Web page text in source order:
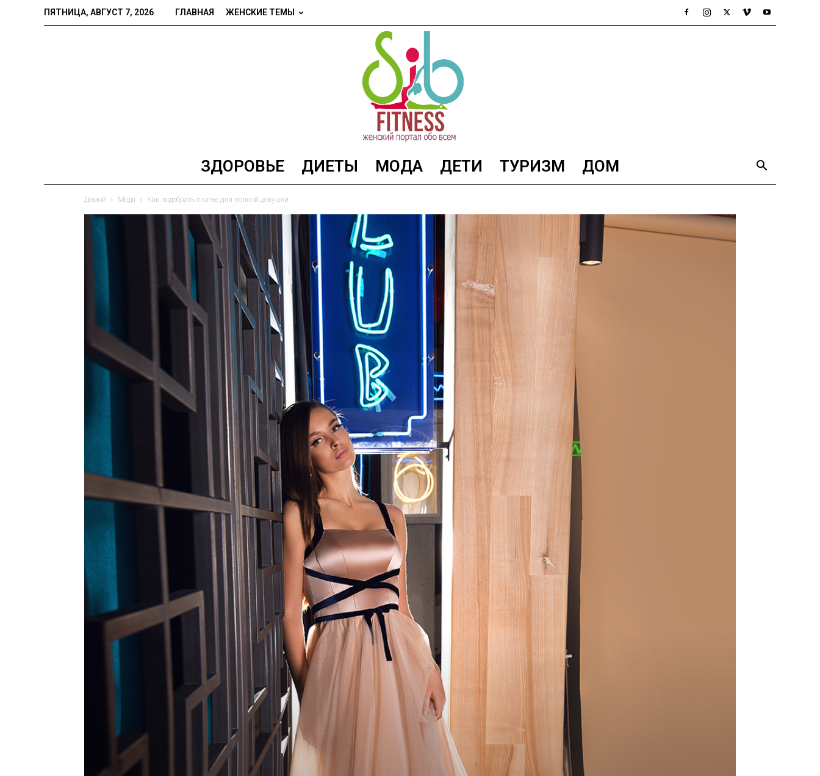
ПЯТНИЦА, АВГУСТ 7, 2026 ГЛАВНАЯ ЖЕНСКИЕ ТЕМЫ
SibFitnes
фитнес
и
здоровье
ЗДОРОВЬЕ ДИЕТЫ МОДА ДЕТИ ТУРИЗМ ДОМ
Домой Мода Как подобрать платье для полной девушки